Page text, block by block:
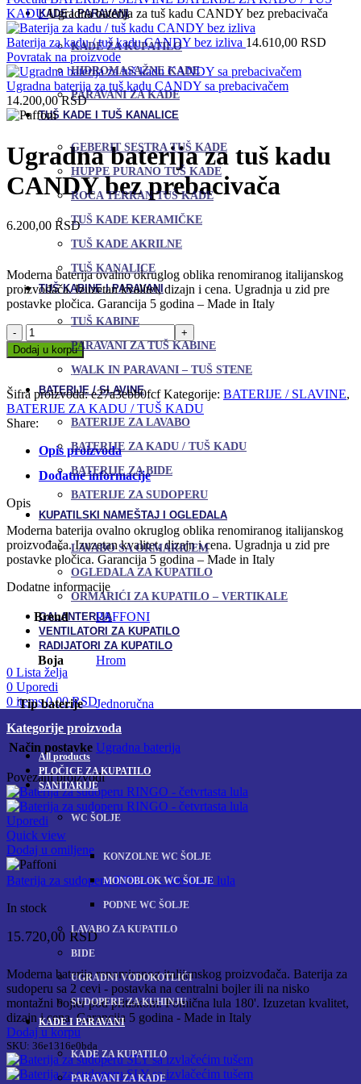
KADE I PARAVANI
KADE ZA KUPATILO
HIDROMASAŽNE KADE
PARAVANI ZA KADE
TUŠ KADE I TUŠ KANALICE
GEBERIT SESTRA TUŠ KADE
HUPPE PURANO TUŠ KADE
ROCA TERRAN TUŠ KADE
TUŠ KADE KERAMIČKE
TUŠ KADE AKRILNE
TUŠ KANALICE
TUŠ KABINE I PARAVANI
TUŠ KABINE
PARAVANI ZA TUŠ KABINE
WALK IN PARAVANI – TUŠ STENE
BATERIJE / SLAVINE
BATERIJE ZA LAVABO
BATERIJE ZA KADU / TUŠ KADU
BATERIJE ZA BIDE
BATERIJE ZA SUDOPERU
KUPATILSKI NAMEŠTAJ I OGLEDALA
LAVABO SA ORMARIĆEM
OGLEDALA ZA KUPATILO
ORMARIĆI ZA KUPATILO – VERTIKALE
GALANTERIJA
VENTILATORI ZA KUPATILO
RADIJATORI ZA KUPATILO
0 Lista želja
0 Uporedi
0 items 0,00RSD
Kategorije proizvoda
All products
PLOČICE ZA KUPATILO
SANITARIJE
WC ŠOLJE
KONZOLNE WC ŠOLJE
MONOBLOK WC ŠOLJE
PODNE WC ŠOLJE
LAVABO ZA KUPATILO
BIDE
UGRADNI VODOKOTLIĆI
SUDOPERE ZA KUHINJU
KADE I PARAVANI
KADE ZA KUPATILO
PARAVANI ZA KADE
KADUUgradna baterija za tuš kadu CANDY bez prebacivača
Baterija za kadu / tuš kadu CANDY bez izliva 14.610,00 RSD
Povratak na proizvode
Ugradna baterija za tuš kadu CANDY sa prebacivačem
14.200,00RSD
Ugradna baterija za tuš kadu
CANDY bez prebacivača
6.200,00 RSD
Moderna baterija ovalno okruglog oblika renomiranog italijanskog
proizvođača. Izuzetan kvalitet, dizajn i cena. Ugradnja u zid pre
postavke pločica. Garancija 5 godina – Made in Italy
Ugradna
baterija
za
kadu
CANDY
bez
prebacivača
količina
Dodaj u korpu
Dodaj u omiljene
Šifra proizvoda:e27a3ebb0fcfKategorije: BATERIJE / SLAVINE,
BATERIJE ZA KADU / TUŠ KADU
Share:
Opis proizvoda
Dodatne informacije
Opis
Moderna baterija ovalno okruglog oblika renomiranog italijanskog
proizvođača. Izuzetan kvalitet, dizajn i cena. Ugradnja u zid pre
postavke pločica. Garancija 5 godina – Made in Italy
Dodatne informacije
Brend PAFFONI
Boja Hrom
Tip baterije Jednoručna
Način postavke Ugradna baterija
Povezani proizvodi
Uporedi
Quick view
Dodaj u omiljene
Baterija za sudoperu RINGO - četvrtasta lula
In stock
15.720,00 RSD
Moderna baterija renomiranog italijanskog proizvođača. Baterija za
sudoperu sa 2 cevi - postavka na centralni bojler ili na nisko
montažni bojler pod pritiskom. Pomična lula 180'. Izuzetan kvalitet,
dizajn i cena. Garancija 5 godina - Made in Italy
Dodaj u korpu
SKU: 36e1316e0bda